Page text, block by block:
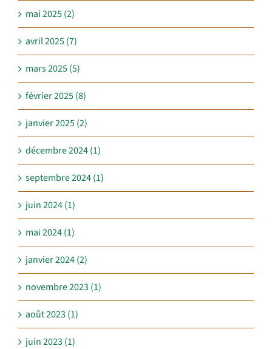
mai 2025 (2)
avril 2025 (7)
mars 2025 (5)
février 2025 (8)
janvier 2025 (2)
décembre 2024 (1)
septembre 2024 (1)
juin 2024 (1)
mai 2024 (1)
janvier 2024 (2)
novembre 2023 (1)
août 2023 (1)
juin 2023 (1)